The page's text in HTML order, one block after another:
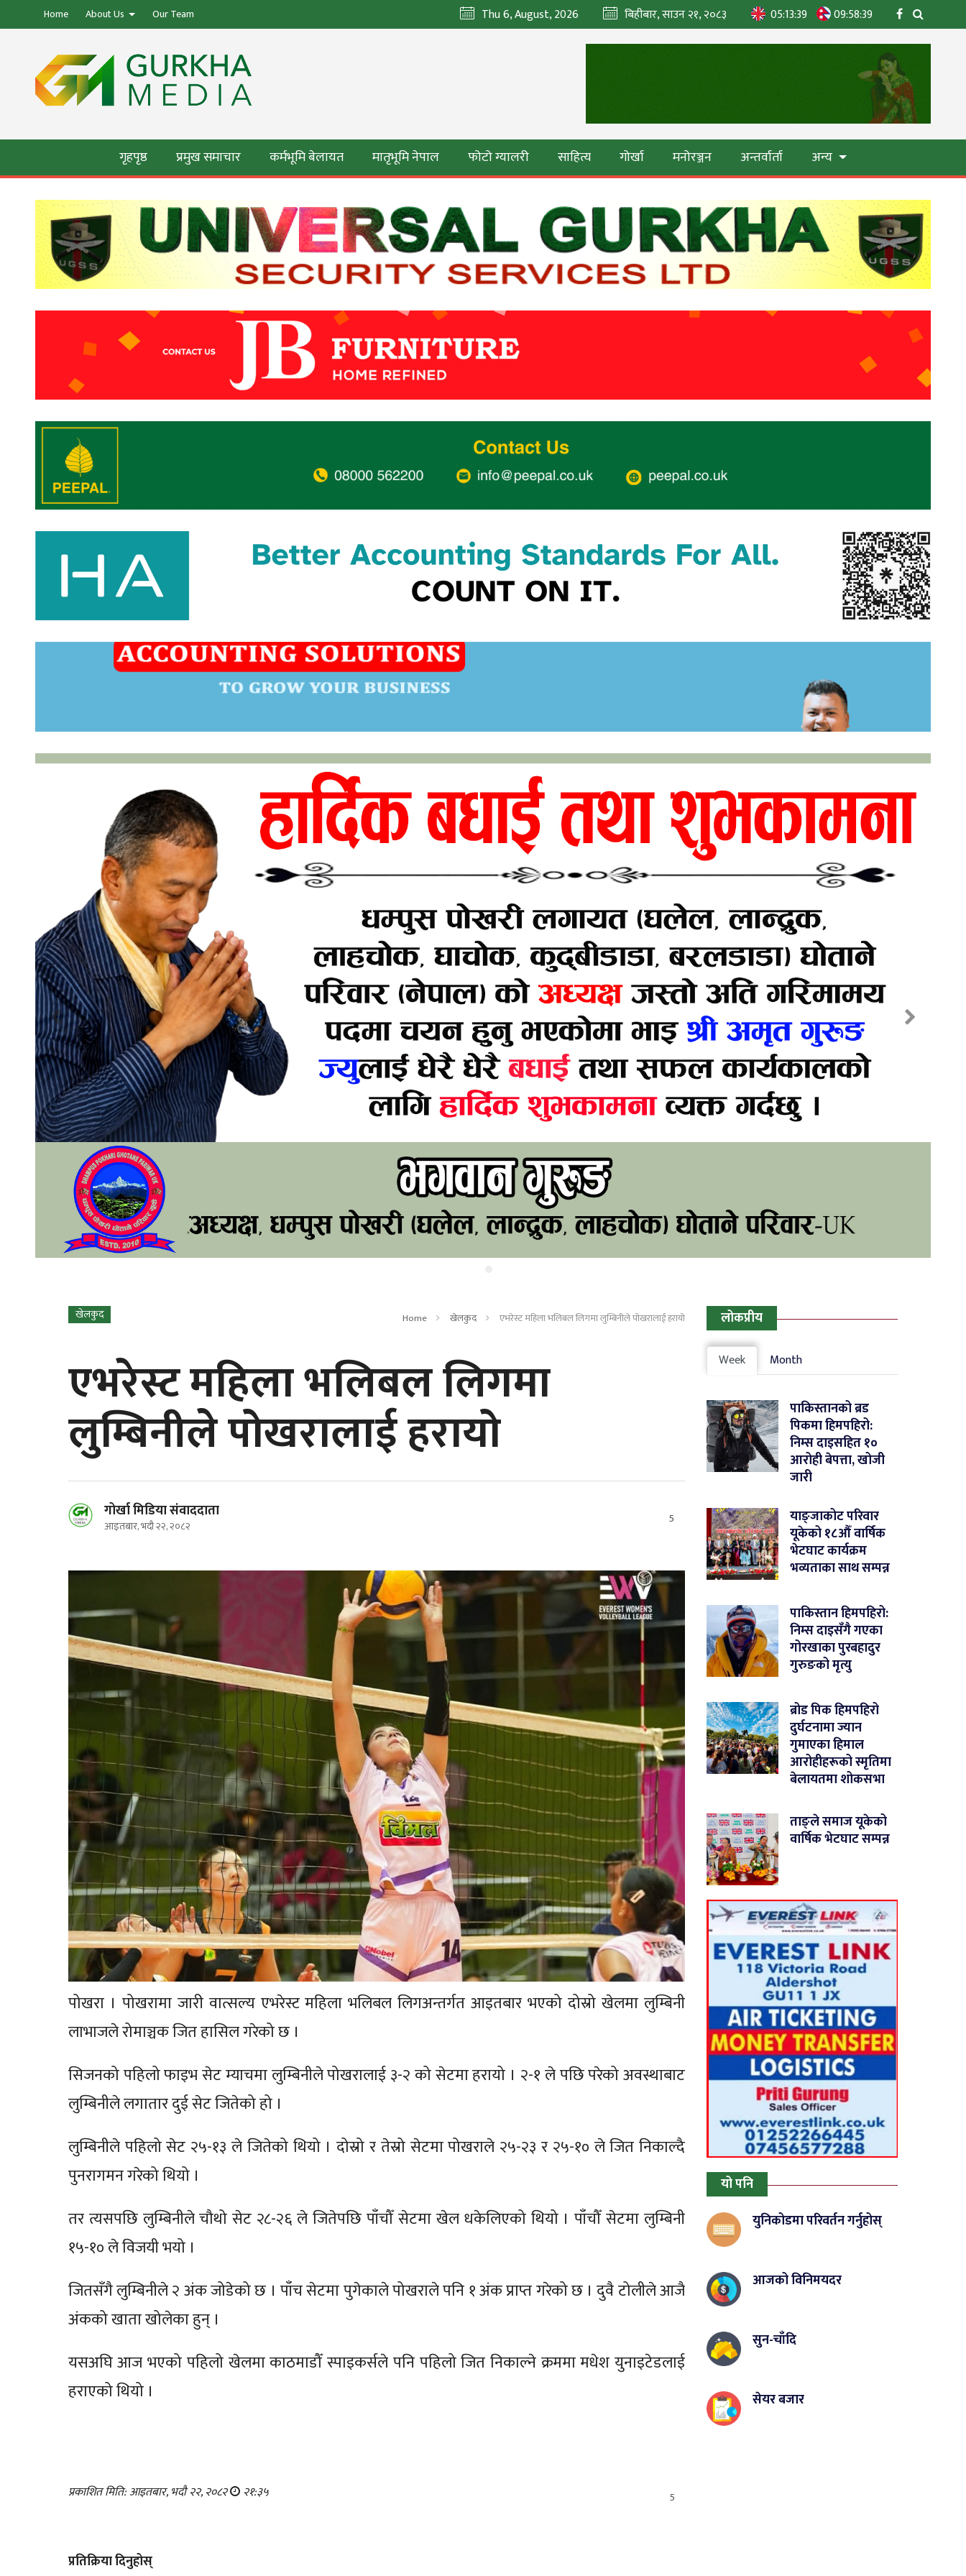
Home About Us Our Team Thu 6, August, 2026 बिहीबार, साउन २१, २०८३ 05:13:41 09:58:41
गृहपृष्ठ प्रमुख समाचार कर्मभूमि बेलायत मातृभूमि नेपाल फोटो ग्यालरी साहित्य गोर्खा मनोरञ्जन अन्तर्वार्ता अन्य
खेलकुद Home खेलकुद एभरेस्ट महिला भलिबल लिगमा लुम्बिनीले पोखरालाई हरायो
एभरेस्ट महिला भलिबल लिगमा
लुम्बिनीले पोखरालाई हरायो
गोर्खा मिडिया संवाददाता
आइतबार, भदौ २२, २०८२ 5
पोखरा । पोखरामा जारी वात्सल्य एभरेस्ट महिला भलिबल लिगअन्तर्गत आइतबार भएको दोस्रो खेलमा लुम्बिनी
लाभाजले रोमाञ्चक जित हासिल गरेको छ ।
सिजनको पहिलो फाइभ सेट म्याचमा लुम्बिनीले पोखरालाई ३-२ को सेटमा हरायो । २-१ ले पछि परेको अवस्थाबाट
लुम्बिनीले लगातार दुई सेट जितेको हो ।
लुम्बिनीले पहिलो सेट २५-१३ ले जितेको थियो । दोस्रो र तेस्रो सेटमा पोखराले २५-२३ र २५-१० ले जित निकाल्दै
पुनरागमन गरेको थियो ।
तर त्यसपछि लुम्बिनीले चौथो सेट २८-२६ ले जितेपछि पाँचौँ सेटमा खेल धकेलिएको थियो । पाँचौँ सेटमा लुम्बिनी
१५-१० ले विजयी भयो ।
जितसँगै लुम्बिनीले २ अंक जोडेको छ । पाँच सेटमा पुगेकाले पोखराले पनि १ अंक प्राप्त गरेको छ । दुवै टोलीले आजै
अंकको खाता खोलेका हुन् ।
यसअघि आज भएको पहिलो खेलमा काठमाडौँ स्पाइकर्सले पनि पहिलो जित निकाल्ने क्रममा मधेश युनाइटेडलाई
हराएको थियो ।
प्रकाशित मिति: आइतबार, भदौ २२, २०८२ २१:३५ 5
प्रतिक्रिया दिनुहोस्
लोकप्रीय
Week Month
पाकिस्तानको ब्रड
पिकमा हिमपहिरो:
निम्स दाइसहित १०
आरोही बेपत्ता, खोजी
जारी
याङ्जाकोट परिवार
यूकेको १८औँ वार्षिक
भेटघाट कार्यक्रम
भव्यताका साथ सम्पन्न
पाकिस्तान हिमपहिरो:
निम्स दाइसँगै गएका
गोरखाका पुरबहादुर
गुरुङको मृत्यु
ब्रोड पिक हिमपहिरो
दुर्घटनामा ज्यान
गुमाएका हिमाल
आरोहीहरूको स्मृतिमा
बेलायतमा शोकसभा
ताङ्ले समाज यूकेको
वार्षिक भेटघाट सम्पन्न
यो पनि
युनिकोडमा परिवर्तन गर्नुहोस्
आजको विनिमयदर
सुन-चाँदि
सेयर बजार